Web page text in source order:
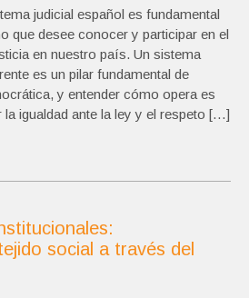
judicial español es fundamental
que desee conocer y participar en el
en nuestro país. Un sistema
es un pilar fundamental de
y entender cómo opera es
la igualdad ante la ley y el respeto […]
social a través del